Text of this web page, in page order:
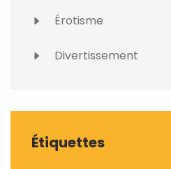
Érotisme
Divertissement
Étiquettes